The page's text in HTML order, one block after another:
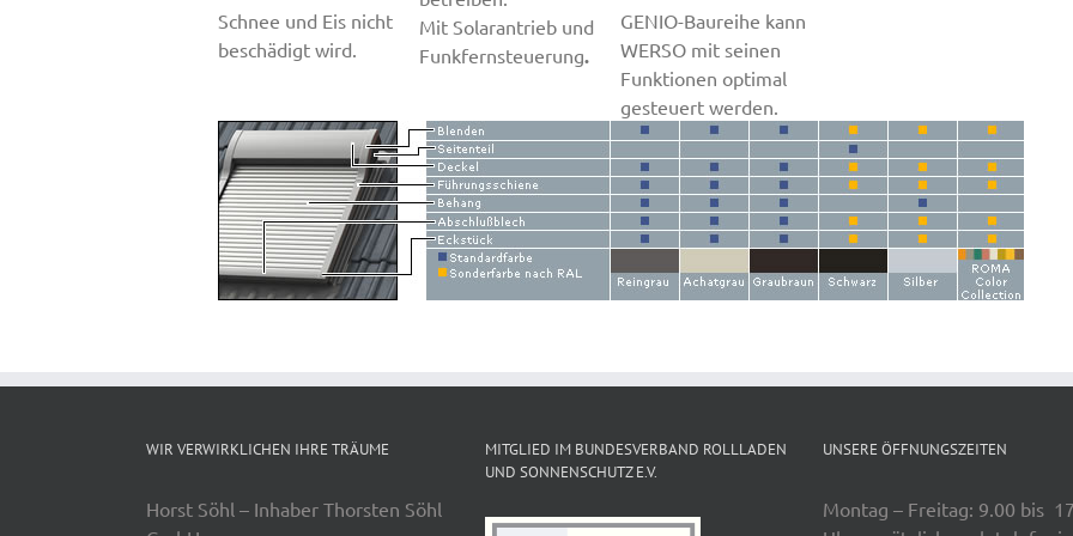
Schnee und Eis nicht
beschädigt wird.
Mit Solarantrieb und
Funkfernsteuerung.
GENIO-Baureihe kann
WERSO mit seinen
Funktionen optimal
gesteuert werden.
WIR VERWIRKLICHEN IHRE TRÄUME
Horst Söhl – Inhaber Thorsten Söhl
MITGLIED IM BUNDESVERBAND ROLLLADEN
UND SONNENSCHUTZ E.V.
UNSERE ÖFFNUNGSZEITEN
Montag – Freitag: 9.00 bis